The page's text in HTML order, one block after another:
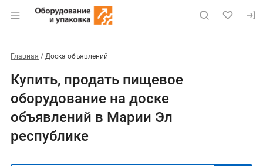
Главная Доска объявлений
Купить, продать пищевое
оборудование на доске
объявлений в Марии Эл
республике